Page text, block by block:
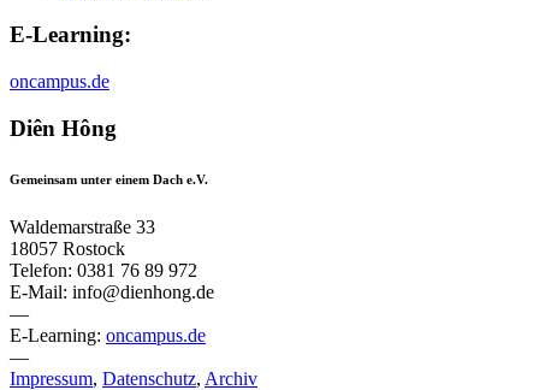
E-Learning:
oncampus.de
Diên Hông
Gemeinsam unter einem Dach e.V.
Waldemarstraße 33
18057 Rostock
Telefon: 0381 76 89 972
E-Mail: info@dienhong.de
—
E-Learning: oncampus.de
—
Impressum, Datenschutz, Archiv